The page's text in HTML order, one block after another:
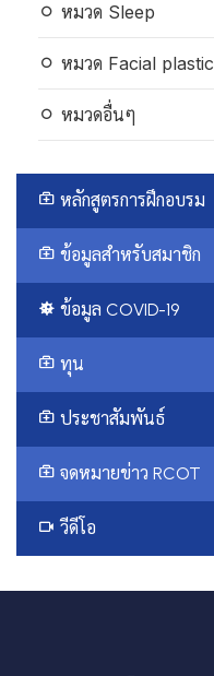
หมวด Sleep
หมวด Facial plastic
หมวดอื่นๆ
หลักสูตรการฝึกอบรม
ข้อมูลสำหรับสมาชิก
ข้อมูล COVID-19
ทุน
ประชาสัมพันธ์
จดหมายข่าว RCOT
วีดีโอ